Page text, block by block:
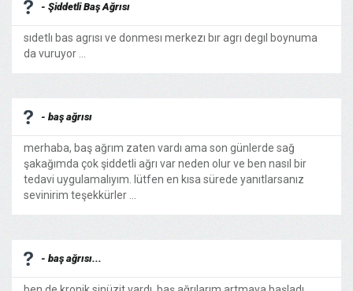
- Şiddetli Baş Ağrısı
sıdetlı bas agrısı ve donmesı merkezı bır agrı degıl boynuma
da vuruyor ...
- baş ağrısı
merhaba, baş ağrım zaten vardı ama son günlerde sağ
şakağımda çok şiddetli ağrı var neden olur ve ben nasıl bir
tedavi uygulamalıyım. lütfen en kısa sürede yanıtlarsanız
sevinirim teşekkürler ...
- baş ağrısı...